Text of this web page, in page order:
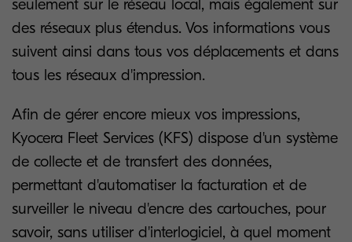
seulement sur le réseau local, mais également sur
des réseaux plus étendus. Vos informations vous
suivent ainsi dans tous vos déplacements et dans
tous les réseaux d'impression.
Afin de gérer encore mieux vos impressions,
Kyocera Fleet Services (KFS) dispose d'un système
de collecte et de transfert des données,
permettant d'automatiser la facturation et de
surveiller le niveau d'encre des cartouches, pour
savoir, sans utiliser d'interlogiciel, à quel moment